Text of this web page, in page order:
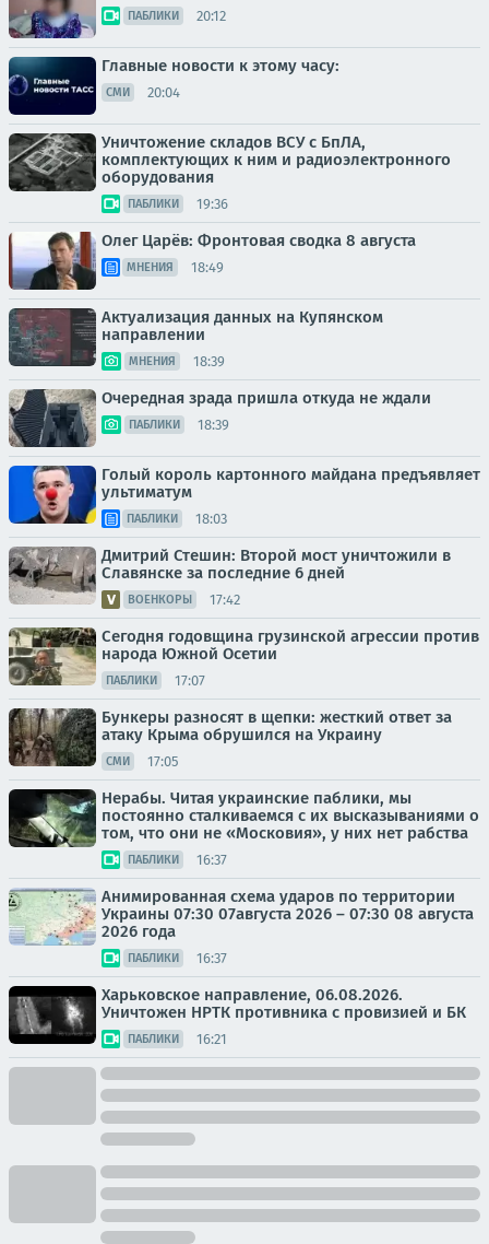
ПАБЛИКИ 20:12
Главные новости к этому часу:
СМИ 20:04
Уничтожение складов ВСУ с БпЛА,
комплектующих к ним и радиоэлектронного
оборудования
ПАБЛИКИ 19:36
Олег Царёв: Фронтовая сводка 8 августа
МНЕНИЯ 18:49
Актуализация данных на Купянском
направлении
МНЕНИЯ 18:39
Очередная зрада пришла откуда не ждали
ПАБЛИКИ 18:39
Голый король картонного майдана предъявляет
ультиматум
ПАБЛИКИ 18:03
Дмитрий Стешин: Второй мост уничтожили в
Славянске за последние 6 дней
ВОЕНКОРЫ 17:42
Сегодня годовщина грузинской агрессии против
народа Южной Осетии
ПАБЛИКИ 17:07
Бункеры разносят в щепки: жесткий ответ за
атаку Крыма обрушился на Украину
СМИ 17:05
Нерабы. Читая украинские паблики, мы
постоянно сталкиваемся с их высказываниями о
том, что они не «Московия», у них нет рабства
ПАБЛИКИ 16:37
Анимированная схема ударов по территории
Украины 07:30 07августа 2026 – 07:30 08 августа
2026 года
ПАБЛИКИ 16:37
Харьковское направление, 06.08.2026.
Уничтожен НРТК противника с провизией и БК
ПАБЛИКИ 16:21